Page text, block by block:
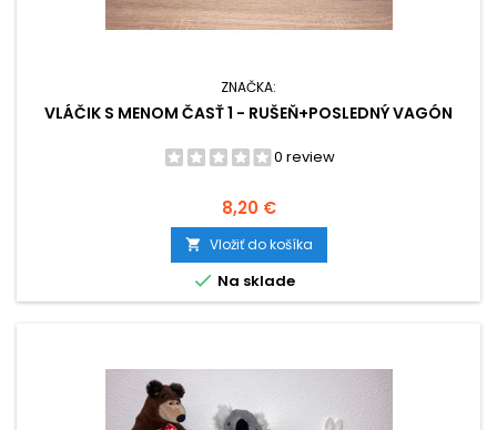
ZNAČKA:
VLÁČIK S MENOM ČASŤ 1 - RUŠEŇ+POSLEDNÝ VAGÓN
0 review
Cena
8,20 €
 Vložiť do košíka
 Na sklade